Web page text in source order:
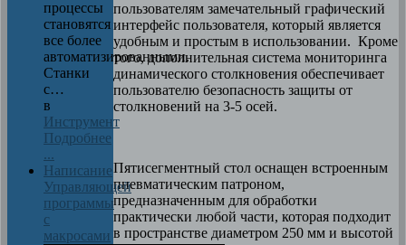
пользователям замечательный графический
интерфейс пользователя, который является
удобным и простым в использовании. Кроме
того, дополнительная система мониторинга
динамического столкновения обеспечивает
пользователю безопасность защиты от
столкновений на 3-5 осей.
Пятисегментный стол оснащен встроенным
пневматическим патроном,
предназначенным для обработки
практически любой части, которая подходит
в пространстве диаметром 250 мм и высотой
процессы
становятся
все более
автоматизированными.
Станки
с…
в
Инструмент
Подробнее
...
Написание
Управляющей
программы
с
макросами